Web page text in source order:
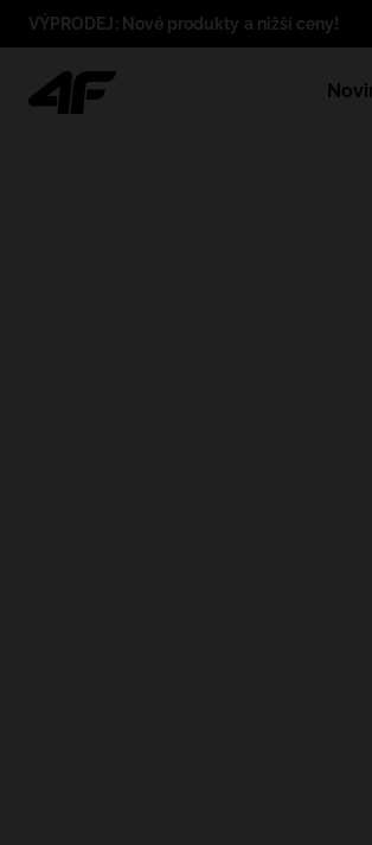
VÝPRODEJ: Nové produkty a nižší ceny!